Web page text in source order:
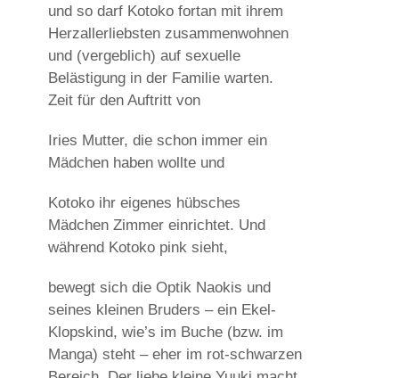
und so darf Kotoko fortan mit ihrem
Herzallerliebsten zusammenwohnen
und (vergeblich) auf sexuelle
Belästigung in der Familie warten.
Zeit für den Auftritt von
Iries Mutter, die schon immer ein
Mädchen haben wollte und
Kotoko ihr eigenes hübsches
Mädchen Zimmer einrichtet. Und
während Kotoko pink sieht,
bewegt sich die Optik Naokis und
seines kleinen Bruders – ein Ekel-
Klopskind, wie’s im Buche (bzw. im
Manga) steht – eher im rot-schwarzen